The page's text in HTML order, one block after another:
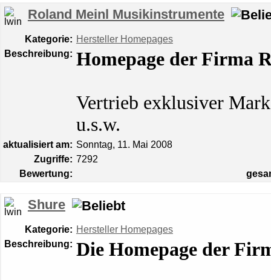
Roland Meinl Musikinstrumente
Kategorie: Hersteller Homepages
Beschreibung: Homepage der Firma
Vertrieb exklusiver
u.s.w.
aktualisiert am: Sonntag, 11. Mai 2008
Zugriffe: 7292
Bewertung:
Shure
Kategorie: Hersteller Homepages
Beschreibung: Die Homepage der